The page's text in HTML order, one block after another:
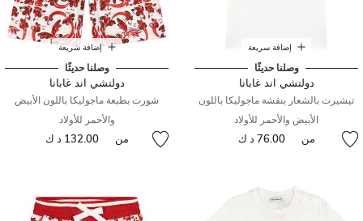
إضافة سريعة
وصلنا حديثًا
دولتشي اند غابانا
تيشيرت بالشعار بنقشة ماجوليكا باللون
الأبيض والأحمر للأولاد
من 76.00 د ك
إضافة سريعة
وصلنا حديثًا
دولتشي اند غابانا
شورت بطبعة ماجوليكا باللون الأبيض
والأحمر للأولاد
من 132.00 د ك